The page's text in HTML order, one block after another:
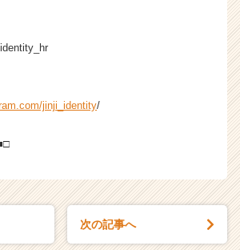
jinji_identity/
次の記事へ